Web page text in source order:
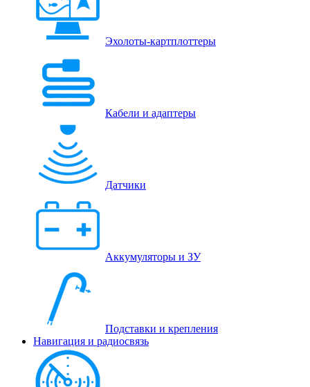
Эхолоты-картплоттеры
Кабели и адаптеры
Датчики
Аккумуляторы и ЗУ
Подставки и крепления
Навигация и радиосвязь